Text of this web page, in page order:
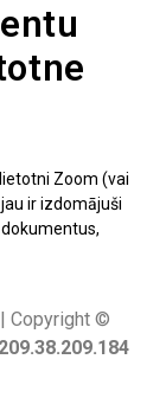
Zoom (vai
ir izdomājuši
Copyright ©